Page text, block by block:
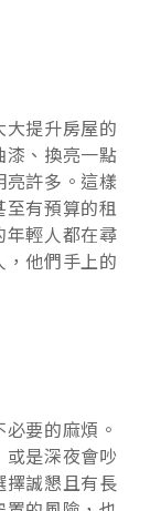
提升房屋的
漆、換亮一點
許多。這樣
有預算的租
年輕人都在尋
他們手上的
要的麻煩。
是深夜會吵
擇誠懇且有長